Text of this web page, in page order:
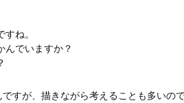
ね。
んでいますか？
が、描きながら考えることも多いの